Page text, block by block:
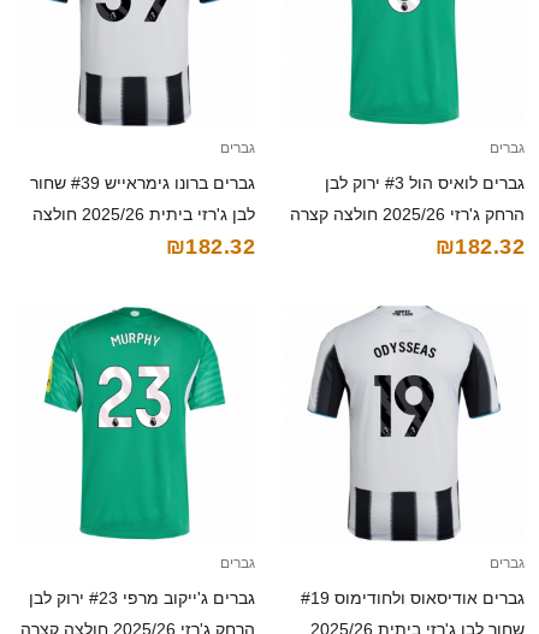
גברים
גברים לואיס הול #3 ירוק לבן
הרחק ג'רזי 2025/26 חולצה קצרה
₪182.32
גברים
גברים ברונו גימראייש #39 שחור
לבן ג'רזי ביתית 2025/26 חולצה
קצרה
₪182.32
גברים
גברים אודיסאוס ולחודימוס #19
שחור לבן ג'רזי ביתית 2025/26
גברים
גברים ג'ייקוב מרפי #23 ירוק לבן
הרחק ג'רזי 2025/26 חולצה קצרה